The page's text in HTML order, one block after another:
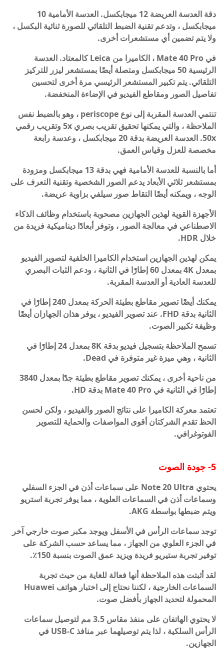
دقة العدسة العريضة 12 ميجابكسل. العدسة الأمامية 10
ميجابكسل ، وتدعم تقنية الضبط التلقائي للصورة ثنائية البكسل ،
ولا يتم تضمين أي مستشعرات أخرى.
في Mate 40 Pro ، الكاميرا من Leica كالمعتاد. العدسة
الرئيسية 50 ميجابكسل ومتصلة أيضًا بمستشعر ليزر للتركيز
التلقائي. يتم تكبير المستشعر الرئيسي مرة أخرى لتحسين
تفاصيل الصور ومقاطع الفيديو في الإضاءة المنخفضة.
تنتمي العدسة المقربة إلى نوع periscope ، وهو بالضبط نفس
الملاحظة ، والتي يمكنها تحقيق تقريب بصري 5x وتقريب رقمي
50x. العدسة العريضة بدقة 20 ميجابكسل ، وعدسة رابعة
مخصصة للعزل وقياس العمق.
أما بالنسبة للعدسة الأمامية فهي بدقة 13 ميجابكسل ومزودة
بمستشعر ثلاثي الأبعاد يدعم الصور الشخصية وتقنية التعرف على
الوجه ، ويمكنه أيضًا التقاط صور سيلفي بزاوية عريضة.
الأجهزة القوية لهذين الجهازين مصحوبة باستخدام وظائف الذكاء
الاصطناعي في معالجة الصور ، وتوفر أبعادًا ديناميكية فريدة من
خلال HDR.
يمكن لهذين الجهازين استخدام الكاميرا الخلفية لتصوير الفيديو
بمعدل 4K بمعدل 60 إطارًا في الثانية ، ودعم الثبات البصري
للعدسة العادية أو العدسة المقربة.
يمكنك أيضًا تصوير مقاطع بطيئة الحركة بمعدل 240 إطارًا في
الثانية بدقة FHD. عند تصوير الفيديو ، يوفر هذان الجهازان أيضًا
وظيفة تكبير الصوت.
تسمح الملاحظة بتسجيل فيديو بدقة 8K بمعدل 24 إطارًا في
الثانية ، وهي ميزة غير متوفرة في Dead.
من ناحية أخرى ، يمكنك تصوير مقاطع بطيئة جدًا بمعدل 3840
إطارًا في الثانية في Mate 40 Pro بدقة HD.
تعتمد معركة الكاميرا على نتائج الصور والفيديو ، ولكن لحسن
الحظ تقدم الشركتان أقوى المواصفات والحماية للتصوير
الفوتوغرافي.
5- جودة الصوت
يحتوي Note 20 Ultra على سماعات أذن في الجزء السفلي
وسماعات أذن في السماعات العلوية ، مما يوفر تجربة استريو
ويتم ضبطها بواسطة AKG.
توجد سماعات الرأس في الأسفل ويوجد مكبر صوت خارجي آخر
في الجزء العلوي من الجهاز ، مما يساعد حسب الشركة على
توفير تجربة ستيريو فريدة ويزيد عمق الصوت بنسبة 150٪.
لقد أثبتت هذه الملاحظة أنها فعالة للغاية من حيث تجربة
السماعات الخارجية ، لكننا نحتاج إلى اختبار هواتف Huawei
المحمولة لتحديد الجهاز بأفضل صوت.
لا يحتوي الهاتفان على منفذ مقاس 3.5 مم لتوصيل سماعات
الرأس السلكية ، لذا يتم توصيلهما عبر منافذ USB-C في
الجهازين.